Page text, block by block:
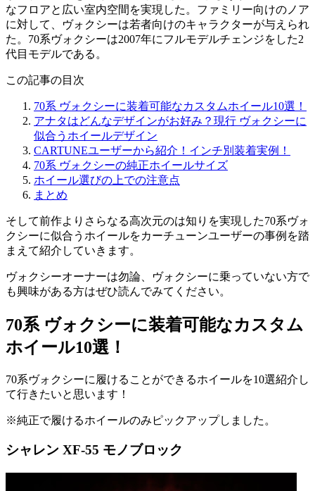
なフロアと広い室内空間を実現した。ファミリー向けのノア
に対して、ヴォクシーは若者向けのキャラクターが与えられ
た。70系ヴォクシーは2007年にフルモデルチェンジをした2
代目モデルである。
この記事の目次
70系 ヴォクシーに装着可能なカスタムホイール10選！
アナタはどんなデザインがお好み？現行 ヴォクシーに
似合うホイールデザイン
CARTUNEユーザーから紹介！インチ別装着実例！
70系 ヴォクシーの純正ホイールサイズ
ホイール選びの上での注意点
まとめ
そして前作よりさらなる高次元のは知りを実現した70系ヴォ
クシーに似合うホイールをカーチューンユーザーの事例を踏
まえて紹介していきます。
ヴォクシーオーナーは勿論、ヴォクシーに乗っていない方で
も興味がある方はぜひ読んでみてください。
70系 ヴォクシーに装着可能なカスタム
ホイール10選！
70系ヴォクシーに履けることができるホイールを10選紹介し
て行きたいと思います！
※純正で履けるホイールのみピックアップしました。
シャレン XF-55 モノブロック